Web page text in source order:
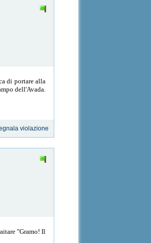
di portare alla
dell'Avada.
violazione
"Gramo! Il